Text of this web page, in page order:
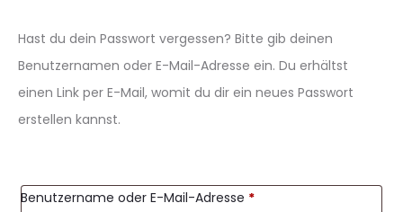
P
a
s
s
Hast du dein Passwort vergessen? Bitte gib deinen
Benutzernamen oder E-Mail-Adresse ein. Du erhältst
einen Link per E-Mail, womit du dir ein neues Passwort
erstellen kannst.
Benutzername oder E-Mail-Adresse *